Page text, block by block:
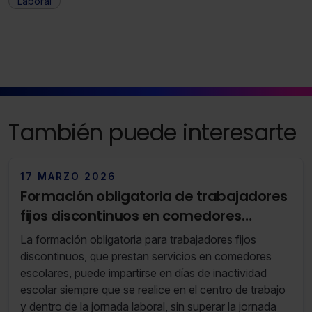
indispensables para la navegación.
También puede interesarte
17 MARZO 2026
Formación obligatoria de trabajadores
fijos discontinuos en comedores
escolares durante los días de
inactividad del colegio
La formación obligatoria para trabajadores fijos
discontinuos, que prestan servicios en comedores
escolares, puede impartirse en días de inactividad
escolar siempre que se realice en el centro de trabajo
y dentro de la jornada laboral, sin superar la jornada